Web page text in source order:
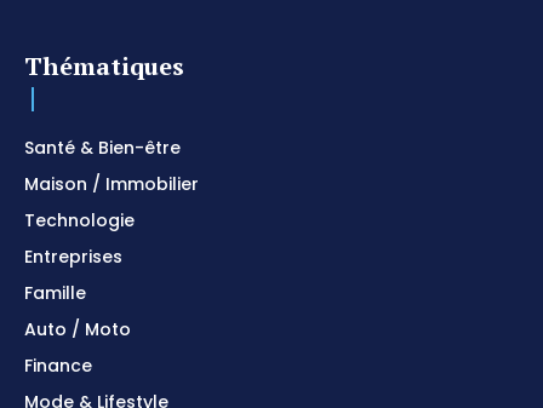
Thématiques
Santé & Bien-être
Maison / Immobilier
Technologie
Entreprises
Famille
Auto / Moto
Finance
Mode & Lifestyle